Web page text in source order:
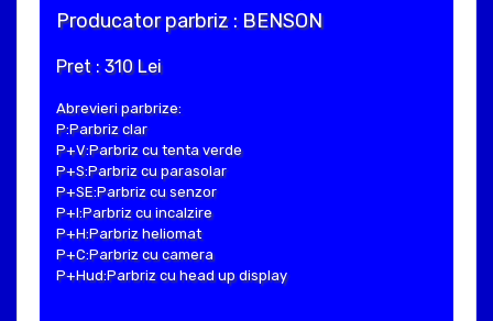
Producator parbriz : BENSON
Pret : 310 Lei
Abrevieri parbrize:
P:Parbriz clar
P+V:Parbriz cu tenta verde
P+S:Parbriz cu parasolar
P+SE:Parbriz cu senzor
P+I:Parbriz cu incalzire
P+H:Parbriz heliomat
P+C:Parbriz cu camera
P+Hud:Parbriz cu head up display